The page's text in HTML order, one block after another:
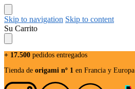
Skip to navigation Skip to content
Su Carrito
+ 17.500 pedidos entregados
Tienda de origami nº 1 en Francia y Europa